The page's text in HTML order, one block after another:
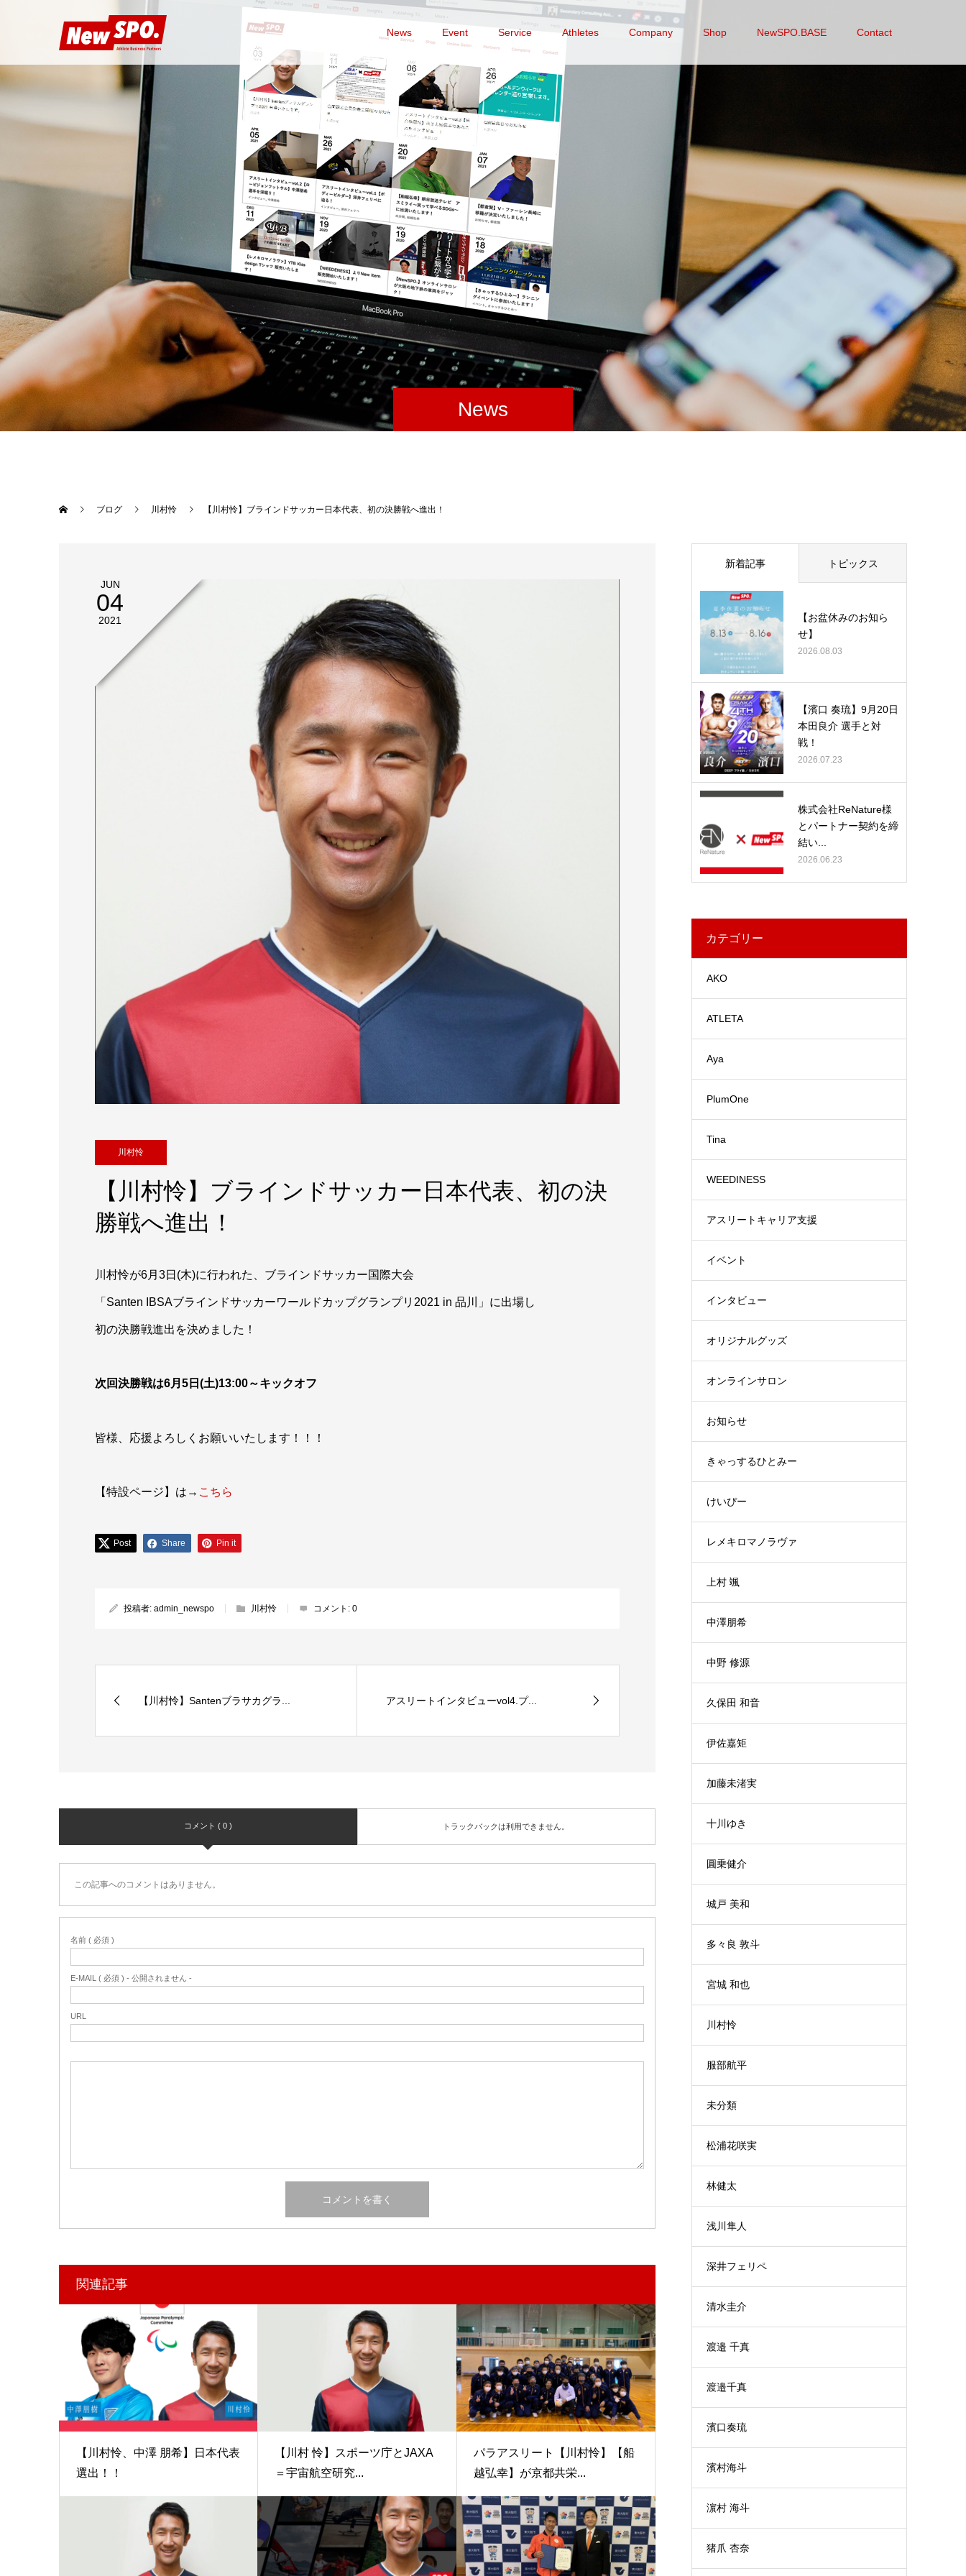
News Event Service Athletes Company Shop NewSPO.BASE Contact
News
ブログ 川村怜 【川村怜】ブラインドサッカー日本代表、初の決勝戦へ進出！
JUN
04
2021
川村怜
【川村怜】ブラインドサッカー日本代表、初の決
勝戦へ進出！
川村怜が6月3日(木)に行われた、ブラインドサッカー国際大会
「Santen IBSAブラインドサッカーワールドカップグランプリ2021 in 品川」に出場し
初の決勝戦進出を決めました！
次回決勝戦は6月5日(土)13:00～キックオフ
皆様、応援よろしくお願いいたします！！！
【特設ページ】は→ こちら
Post Share Pin it
投稿者: admin_newspo 川村怜 コメント: 0
【川村怜】Santenブラサカグラ... アスリートインタビューvol4.プ...
コメント ( 0 ) トラックバックは利用できません。
この記事へのコメントはありません。
名前 ( 必須 )
E-MAIL ( 必須 ) - 公開されません -
URL
関連記事
【川村怜、中澤 朋希】日本代表
選出！！
【川村 怜】スポーツ庁とJAXA
＝宇宙航空研究...
パラアスリート【川村怜】【船
越弘幸】が京都共栄...
新着記事 トピックス
【お盆休みのお知ら
せ】
2026.08.03
【濱口 奏琉】9月20日
本田良介 選手と対
戦！
2026.07.23
株式会社ReNature様
とパートナー契約を締
結い...
2026.06.23
カテゴリー
AKO
ATLETA
Aya
PlumOne
Tina
WEEDINESS
アスリートキャリア支援
イベント
インタビュー
オリジナルグッズ
オンラインサロン
お知らせ
きゃっするひとみー
けいぴー
レメキロマノラヴァ
上村 颯
中澤朋希
中野 修源
久保田 和音
伊佐嘉矩
加藤未渚実
十川ゆき
圓乗健介
城戸 美和
多々良 敦斗
宮城 和也
川村怜
服部航平
未分類
松浦花咲実
林健太
浅川隼人
深井フェリペ
清水圭介
渡邉 千真
渡邉千真
濱口奏琉
濱村海斗
濵村 海斗
猪爪 杏奈